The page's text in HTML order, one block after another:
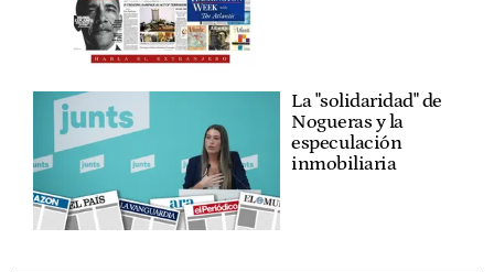
La "solidaridad" de
Nogueras y la
especulación
inmobiliaria